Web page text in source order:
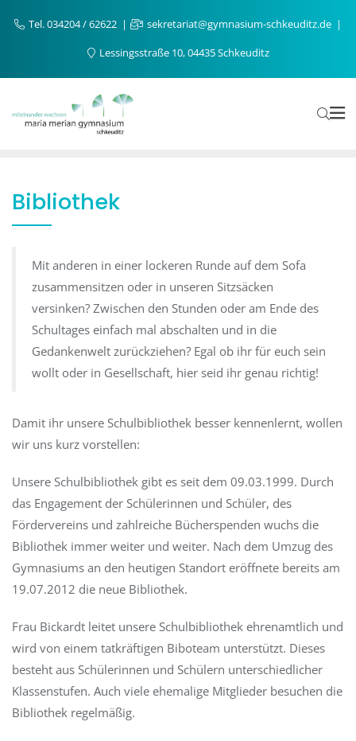
Tel. 034204 / 62622
sekretariat@gymnasium-schkeuditz.de
Lessingsstraße 10, 04435 Schkeuditz
Bibliothek
Mit anderen in einer lockeren Runde auf dem Sofa
zusammensitzen oder in unseren Sitzsäcken
versinken? Zwischen den Stunden oder am Ende des
Schultages einfach mal abschalten und in die
Gedankenwelt zurückziehen? Egal ob ihr für euch sein
wollt oder in Gesellschaft, hier seid ihr genau richtig!
Damit ihr unsere Schulbibliothek besser kennenlernt, wollen
wir uns kurz vorstellen:
Unsere Schulbibliothek gibt es seit dem 09.03.1999. Durch
das Engagement der Schülerinnen und Schüler, des
Fördervereins und zahlreiche Bücherspenden wuchs die
Bibliothek immer weiter und weiter. Nach dem Umzug des
Gymnasiums an den heutigen Standort eröffnete bereits am
19.07.2012 die neue Bibliothek.
Frau Bickardt leitet unsere Schulbibliothek ehrenamtlich und
wird von einem tatkräftigen Biboteam unterstützt. Dieses
besteht aus Schülerinnen und Schülern unterschiedlicher
Klassenstufen. Auch viele ehemalige Mitglieder besuchen die
Bibliothek regelmäßig.